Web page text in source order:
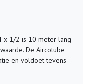
x 1/2 is 10 meter lang
De Aircotube
en voldoet tevens